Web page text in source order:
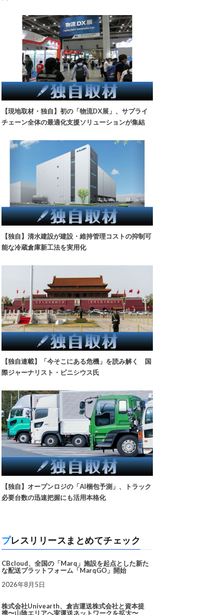
【現地取材・独自】初の「物流DX展」、サプライ
チェーン全体の最適化支援ソリューションが集結
【独自】清水建設が建設・維持管理コストの抑制可
能な冷蔵倉庫新工法を実用化
【独自連載】「今そこにある危機」を読み解く 国
際ジャーナリスト・ビニシウス氏
【独自】オープンロジの「AI梱包予測」、トラック
必要台数の迅速把握にも活用本格化
プレスリリースまとめてチェック
CBcloud、全国の「Marq」施設を起点とした新た
な配送プラットフォーム「MarqGO」開始
2026年8月5日
株式会社Univearth、倉吉運送株式会社と資本提
携〜山陰エリアへ実運送ネットワークを拡大〜